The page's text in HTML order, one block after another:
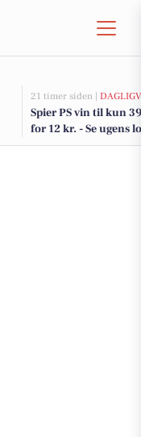
21 timer siden |
Spier PS vin til kun
for 12 kr. - Se ugens